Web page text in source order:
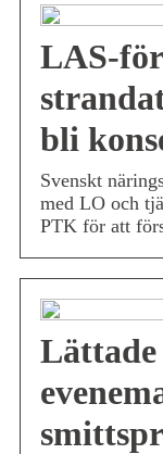
LAS-
bli
Svenskt
med LO och
PTK för att